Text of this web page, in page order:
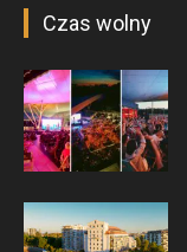
Czas wolny